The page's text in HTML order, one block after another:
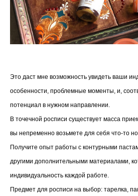
Это даст мне возможность увидеть ваши
особенности, проблемные моменты, и,
потенциал в нужном направлении.
В точечной росписи существует масса
вы непременно возьмете для себя что-то
Получите опыт работы с контурными
другими дополнительными материалами,
индивидуальность каждой работе.
Предмет для росписи на выбор: тарелка,